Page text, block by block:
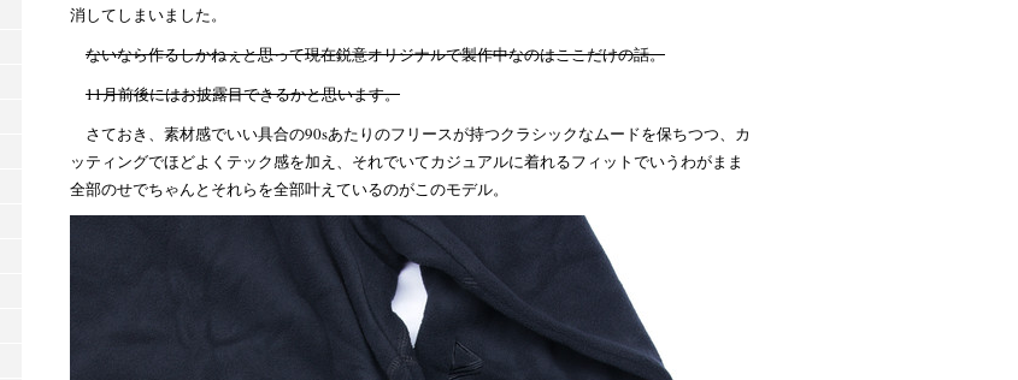
消してしまいました。
ないなら作るしかねぇと思って現在鋭意オリジナルで製作中なのはここだけの話。
11月前後にはお披露目できるかと思います。
さておき、素材感でいい具合の90sあたりのフリースが持つクラシックなムードを保ちつつ、カ
ッティングでほどよくテック感を加え、それでいてカジュアルに着れるフィットでいうわがまま
全部のせでちゃんとそれらを全部叶えているのがこのモデル。